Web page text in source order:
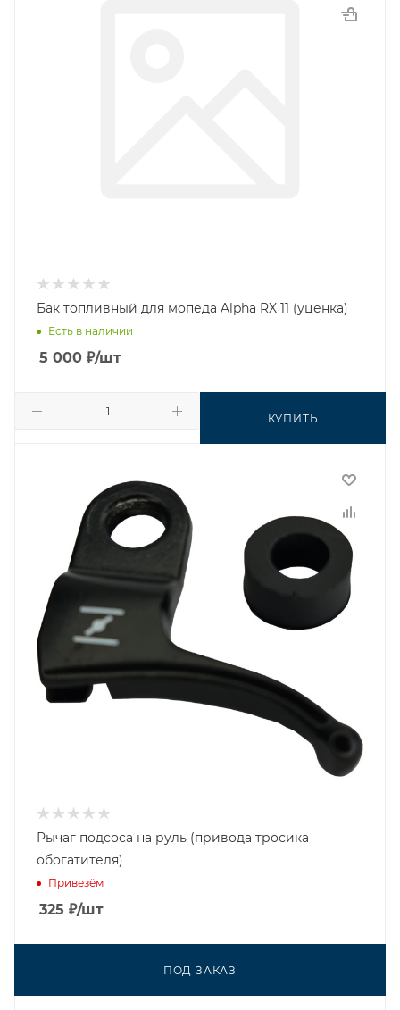
Бак топливный для мопеда Alpha RX 11 (уценка)
Есть в наличии
5 000 ₽/шт
КУПИТЬ
Рычаг подсоса на руль (привода тросика
обогатителя)
Привезём
325 ₽/шт
ПОД ЗАКАЗ